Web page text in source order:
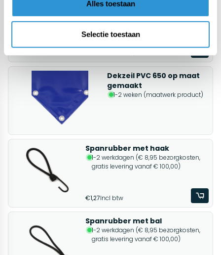
Alles toestaan
Selectie toestaan
Afdekzeil 6x8 PVC 650 -
1-2 weken (maatwerk
product)
Dekzeil PVC 650 op maat
gemaakt
1-2 weken (maatwerk product)
Spanrubber met haak
1-2 werkdagen (€ 8,95 bezorgkosten,
gratis levering vanaf € 100,00)
€1,27Incl btw
Spanrubber met bal
1-2 werkdagen (€ 8,95 bezorgkosten,
gratis levering vanaf € 100,00)